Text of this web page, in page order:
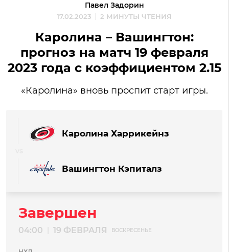
Павел Задорин
17.02.2023 2 МИНУТЫ ЧТЕНИЯ
Каролина – Вашингтон:
прогноз на матч 19 февраля
2023 года с коэффициентом 2.15
«Каролина» вновь проспит старт игры.
Каролина Харрикейнз
Вашингтон Кэпиталз
Завершен
04:00 19 ФЕВРАЛЯ ВОСКРЕСЕНЬЕ